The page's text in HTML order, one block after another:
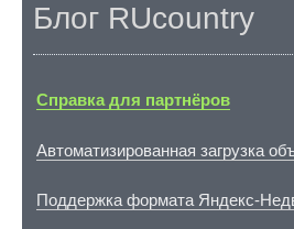
Блог RUcountry
Справка для партнёров
Автоматизированная загрузка
Поддержка формата Яндекс-